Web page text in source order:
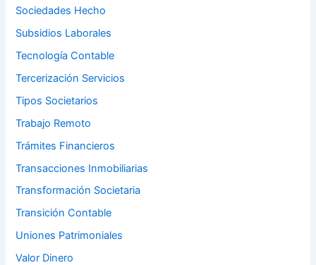
Sociedades Hecho
Subsidios Laborales
Tecnología Contable
Tercerización Servicios
Tipos Societarios
Trabajo Remoto
Trámites Financieros
Transacciones Inmobiliarias
Transformación Societaria
Transición Contable
Uniones Patrimoniales
Valor Dinero